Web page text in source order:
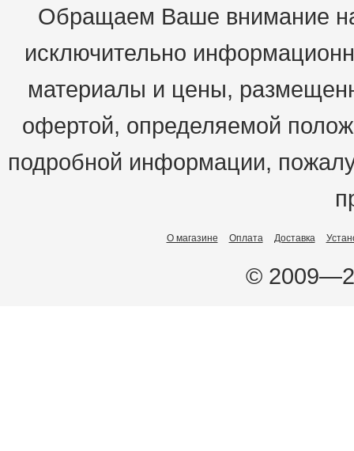
Обращаем Ваше внимание на
исключительно
материалы и цены,
офертой, определяемой
подробной информации,
О магазине Оплата Доставка
©